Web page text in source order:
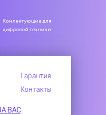
Комлектующие для
цифровой техники
Гарантия
Контакты
ВАС